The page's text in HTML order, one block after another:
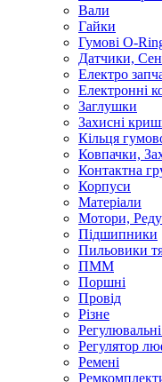
Вали
Гайки
Гумові O-
Датчики,
Електро
Електронні
Заглушки
Захисні
Кільця
Ковпачки,
Контактна
Корпуси
Матеріали
Мотори,
Підшипники
Пильовики
ПММ
Поршні
Провід
Різне
Регулятор
Ремені